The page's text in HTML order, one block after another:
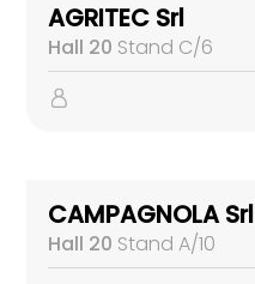
AGRITEC Srl
Hall 20 Stand C/6
CAMPAGNOLA Srl
Hall 20 Stand A/10